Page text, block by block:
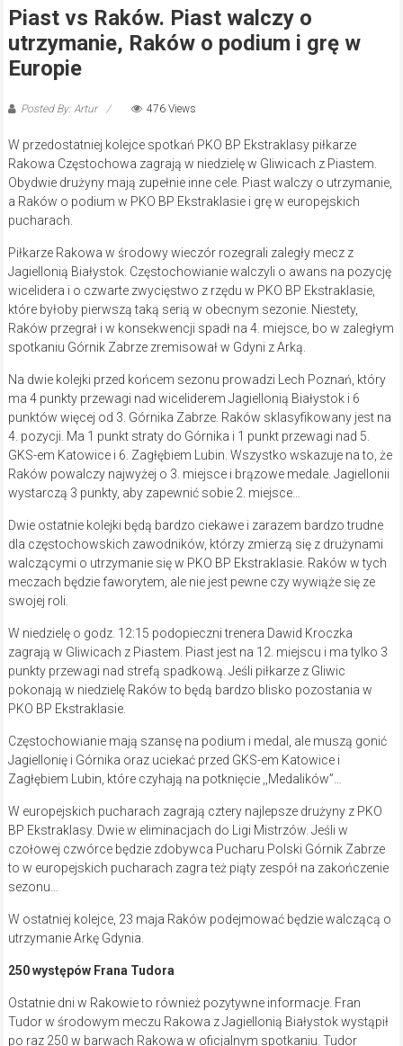
Piast vs Raków. Piast walczy o
utrzymanie, Raków o podium i grę w
Europie
Posted By: Artur 476 Views
W przedostatniej kolejce spotkań PKO BP Ekstraklasy piłkarze
Rakowa Częstochowa zagrają w niedzielę w Gliwicach z Piastem.
Obydwie drużyny mają zupełnie inne cele. Piast walczy o utrzymanie,
a Raków o podium w PKO BP Ekstraklasie i grę w europejskich
pucharach.
Piłkarze Rakowa w środowy wieczór rozegrali zaległy mecz z
Jagiellonią Białystok. Częstochowianie walczyli o awans na pozycję
wicelidera i o czwarte zwycięstwo z rzędu w PKO BP Ekstraklasie,
które byłoby pierwszą taką serią w obecnym sezonie. Niestety,
Raków przegrał i w konsekwencji spadł na 4. miejsce, bo w zaległym
spotkaniu Górnik Zabrze zremisował w Gdyni z Arką.
Na dwie kolejki przed końcem sezonu prowadzi Lech Poznań, który
ma 4 punkty przewagi nad wiceliderem Jagiellonią Białystok i 6
punktów więcej od 3. Górnika Zabrze. Raków sklasyfikowany jest na
4. pozycji. Ma 1 punkt straty do Górnika i 1 punkt przewagi nad 5.
GKS-em Katowice i 6. Zagłębiem Lubin. Wszystko wskazuje na to, że
Raków powalczy najwyżej o 3. miejsce i brązowe medale. Jagiellonii
wystarczą 3 punkty, aby zapewnić sobie 2. miejsce…
Dwie ostatnie kolejki będą bardzo ciekawe i zarazem bardzo trudne
dla częstochowskich zawodników, którzy zmierzą się z drużynami
walczącymi o utrzymanie się w PKO BP Ekstraklasie. Raków w tych
meczach będzie faworytem, ale nie jest pewne czy wywiąże się ze
swojej roli.
W niedzielę o godz. 12:15 podopieczni trenera Dawid Kroczka
zagrają w Gliwicach z Piastem. Piast jest na 12. miejscu i ma tylko 3
punkty przewagi nad strefą spadkową. Jeśli piłkarze z Gliwic
pokonają w niedzielę Raków to będą bardzo blisko pozostania w
PKO BP Ekstraklasie.
Częstochowianie mają szansę na podium i medal, ale muszą gonić
Jagiellonię i Górnika oraz uciekać przed GKS-em Katowice i
Zagłębiem Lubin, które czyhają na potknięcie ,,Medalików”…
W europejskich pucharach zagrają cztery najlepsze drużyny z PKO
BP Ekstraklasy. Dwie w eliminacjach do Ligi Mistrzów. Jeśli w
czołowej czwórce będzie zdobywca Pucharu Polski Górnik Zabrze
to w europejskich pucharach zagra też piąty zespół na zakończenie
sezonu…
W ostatniej kolejce, 23 maja Raków podejmować będzie walczącą o
utrzymanie Arkę Gdynia.
250 występów Frana Tudora
Ostatnie dni w Rakowie to również pozytywne informacje. Fran
Tudor w środowym meczu Rakowa z Jagiellonią Białystok wystąpił
po raz 250 w barwach Rakowa w oficjalnym spotkaniu. Tudor